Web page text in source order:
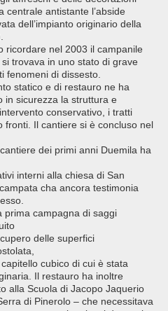
centrale antistante l’abside
dell’impianto originario della
ricordare nel 2003 il campanile
trovava in uno stato di grave
fenomeni di dissesto.
statico e di restauro ne ha
in sicurezza la struttura e
conservativo, i tratti
fronti. Il cantiere si è concluso nel
dei primi anni Duemila ha
interni alla chiesa di San
cha ancora testimonia
prima campagna di saggi
delle superfici
cubico di cui è stata
Il restauro ha inoltre
alla Scuola di Jacopo Jaquerio
di Pinerolo – che necessitava